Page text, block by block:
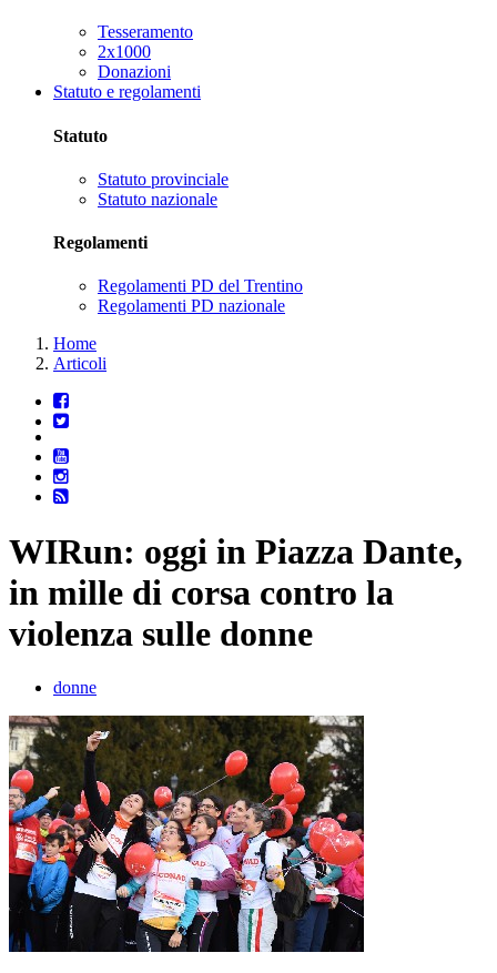
Tesseramento
2x1000
Donazioni
Statuto e regolamenti
Statuto
Statuto provinciale
Statuto nazionale
Regolamenti
Regolamenti PD del Trentino
Regolamenti PD nazionale
Home
Articoli
WIRun: oggi in Piazza Dante,
in mille di corsa contro la
violenza sulle donne
donne